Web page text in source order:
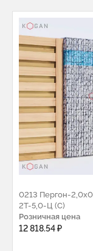
0213 Пергон-
2Т-5,0-Ц (С)
Розничная цена
12 818.54 ₽